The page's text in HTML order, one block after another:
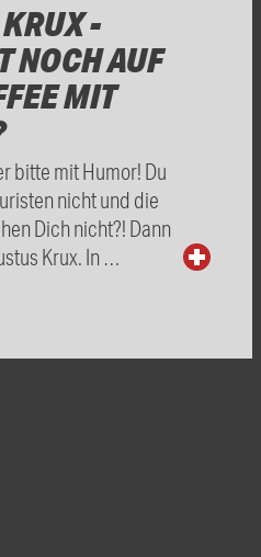
-
NOCH AUF
MIT
bitte mit Humor! Du
nicht und die
Dich nicht?! Dann
Krux. In …